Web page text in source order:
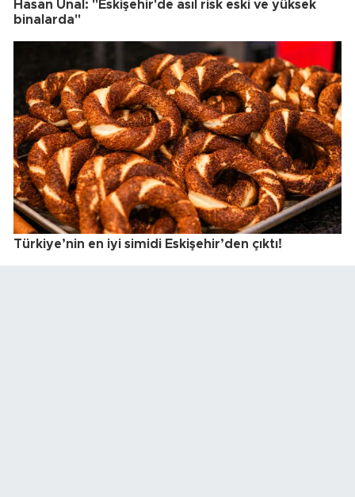
Hasan Ünal: "Eskişehir'de asıl risk eski ve yüksek
binalarda"
Türkiye’nin en iyi simidi Eskişehir’den çıktı!